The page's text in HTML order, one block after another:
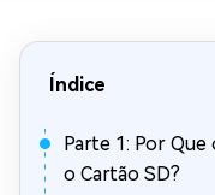
Índice
Parte 1: Por
o Cartão SD?